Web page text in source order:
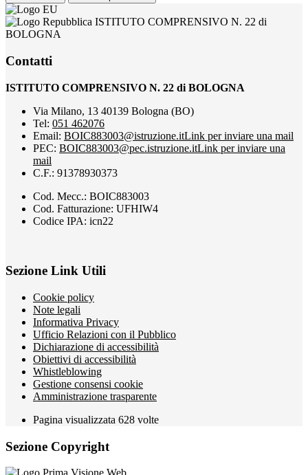
ISTITUTO COMPRENSIVO N. 22 di
BOLOGNA
Contatti
ISTITUTO COMPRENSIVO N. 22 di BOLOGNA
Via Milano, 13 40139 Bologna (BO)
Tel: 051 462076
Email: BOIC883003@istruzione.itLink per inviare una mail
PEC: BOIC883003@pec.istruzione.itLink per inviare una
mail
C.F.: 91378930373
Cod. Mecc.: BOIC883003
Cod. Fatturazione: UFHIW4
Codice IPA: icn22
Sezione Link Utili
Cookie policy
Note legali
Informativa Privacy
Ufficio Relazioni con il Pubblico
Dichiarazione di accessibilità
Obiettivi di accessibilità
Whistleblowing
Gestione consensi cookie
Amministrazione trasparente
Pagina visualizzata 628 volte
Sezione Copyright